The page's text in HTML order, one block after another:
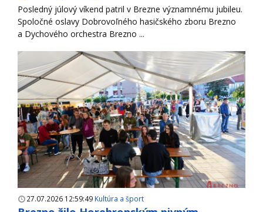
Posledný júlový víkend patril v Brezne významnému jubileu.
Spoločné oslavy Dobrovoľného hasičského zboru Brezno
a Dychového orchestra Brezno ...
27.07.2026 12:59:49 Kultúra a šport